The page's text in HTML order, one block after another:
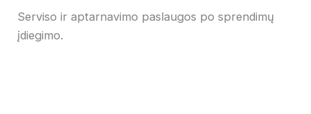
Serviso ir aptarnavimo paslaugos po sprendimų
įdiegimo.